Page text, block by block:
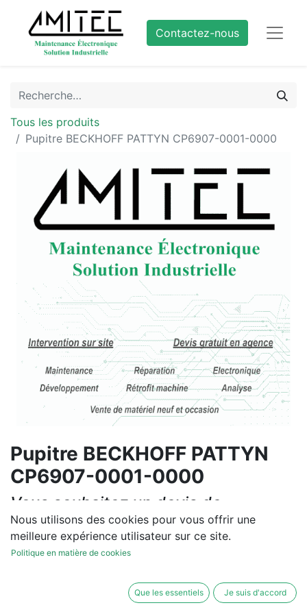
Contactez-nous
Tous les produits
Pupitre BECKHOFF PATTYN CP6907-0001-0000
Pupitre BECKHOFF PATTYN
CP6907-0001-0000
Vous souhaitez un devis de
réparation ou de vente, un
diagnostic sur site?
Nous utilisons des cookies pour vous offrir une
meilleure expérience utilisateur sur ce site.
Politique en matière de cookies
Que les essentiels Je suis d'accord